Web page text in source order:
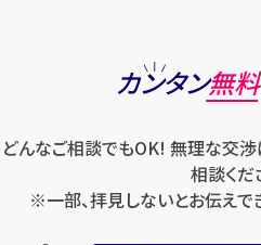
カンタン無
どんなご相談でもOK! 無理な交
相談くだ
※一部、拝見しないとお伝えで